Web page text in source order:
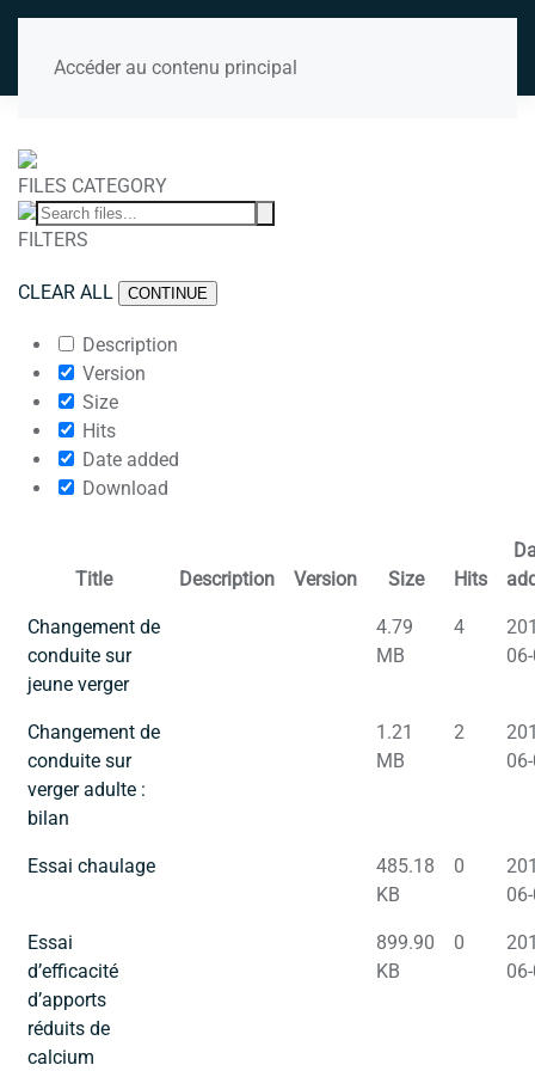
Accéder au contenu principal
FILES CATEGORY
FILTERS
CLEAR ALL CONTINUE
Description
Version
Size
Hits
Date added
Download
Title Description Version Size Hits
Changement de
conduite sur
jeune verger
4.79
MB
4
Changement de
conduite sur
verger adulte :
bilan
1.21
MB
2
Essai chaulage
485.18
KB
0
Essai
d’efficacité
d’apports
réduits de
calcium
899.90
KB
0